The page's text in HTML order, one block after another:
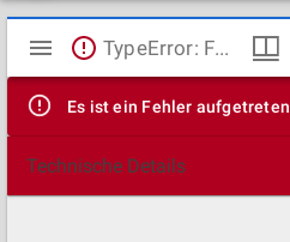
Mirador
Viewer
TypeError: Failed to fetch
Es ist ein Fehler aufgetreten
Technische Details